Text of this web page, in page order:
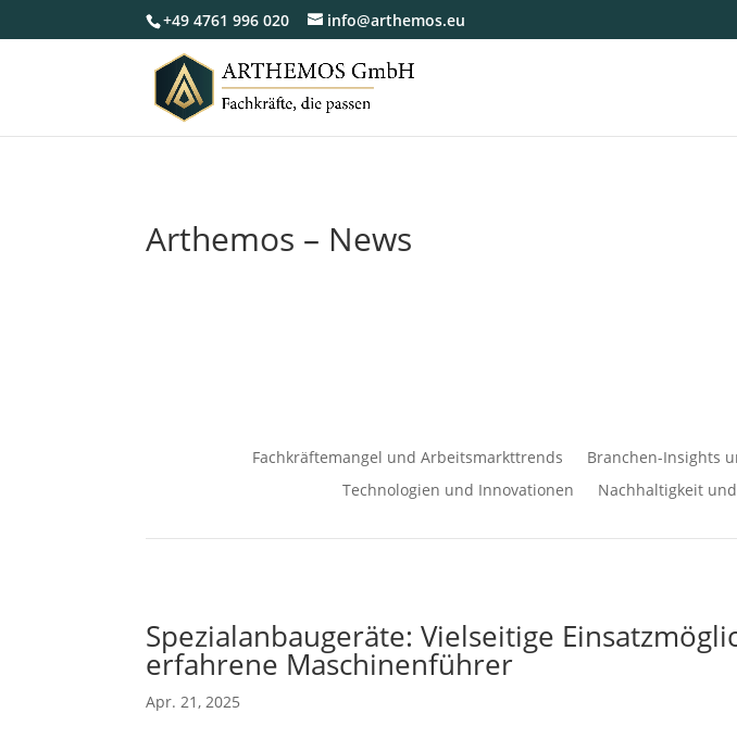
+49 4761 996 020 info@arthemos.eu
Arthemos – News
Fachkräftemangel und Arbeitsmarkttrends Branchen-Insights
Technologien und Innovationen
Nachhaltigkeit
Spezialanbaugeräte: Vielseitige
erfahrene Maschinenführer
Apr. 21, 2025